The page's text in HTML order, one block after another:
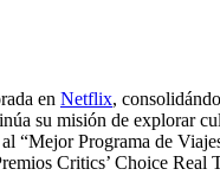
en Netflix,
su misión de explorar
Programa de
Critics’ Choice